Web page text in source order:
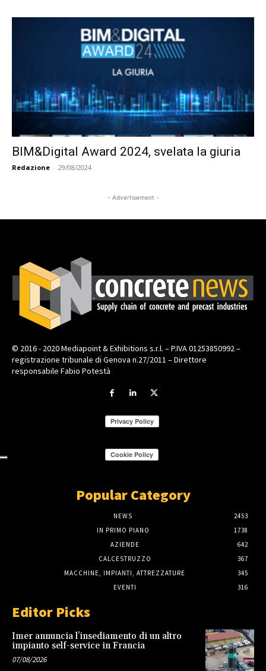
BIM&Digital Award 2024, svelata la giuria
Redazione - 29/08/2024
- Advertisement -
© 2016 - 2020 Mediapoint & Exhibitions s.r.l. – P.IVA 01253850992 –
registrazione tribunale di Genova n.27/2011 – Direttore
responsabile Fabio Potestà
Popular Category
NEWS
2453
IN PRIMO PIANO
1738
AZIENDE
642
CALCESTRUZZO
367
MACCHINE, IMPIANTI, ATTREZZATURE
345
EVENTI
316
Editor Picks
Imer annuncia l’insediamento di un altro
impianto self-service in Francia
07/08/2026